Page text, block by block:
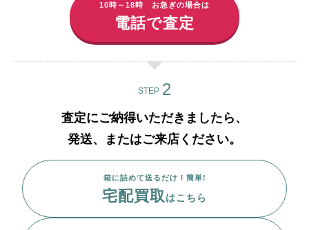
10時～18時 お急ぎの場合は
電話で査定
STEP
査定にご納得いただきましたら、
発送、またはご来店ください。
箱に詰めて送るだけ！簡単!
宅配買取 はこちら